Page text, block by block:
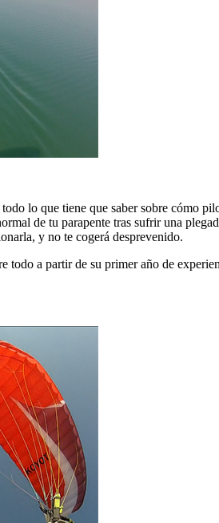
lo que tiene que saber sobre cómo
de tu parapente tras sufrir una
y no te cogerá desprevenido.
todo a partir de su primer año de